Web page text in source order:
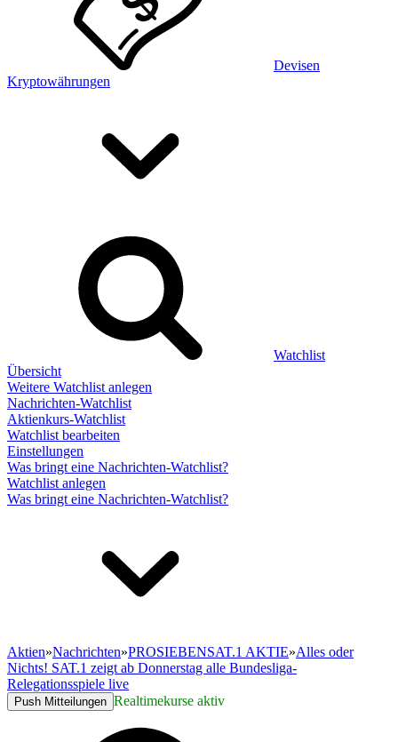
Devisen
Kryptowährungen
Watchlist
Übersicht
Weitere Watchlist anlegen
Nachrichten-Watchlist
Aktienkurs-Watchlist
Watchlist bearbeiten
Einstellungen
Was bringt eine Nachrichten-Watchlist?
Watchlist anlegen
Was bringt eine Nachrichten-Watchlist?
Aktien»Nachrichten»PROSIEBENSAT.1 AKTIE»Alles oder
Nichts! SAT.1 zeigt ab Donnerstag alle Bundesliga-
Relegationsspiele live
Push Mitteilungen Realtimekurse aktiv